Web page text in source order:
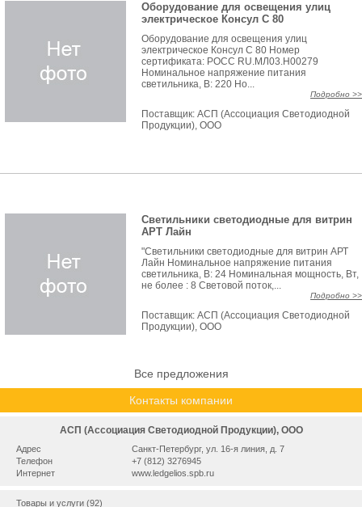
Оборудование для освещения улиц
электрическое Консул С 80
Оборудование для освещения улиц
электрическое Консул С 80 Номер
сертификата: РОСС RU.MЛ03.H00279
Номинальное напряжение питания
светильника, В: 220 Но...
Подробно >>
Поставщик: АСП (Ассоциация Светодиодной
Продукции), ООО
Светильники светодиодные для витрин
АРТ Лайн
"Светильники светодиодные для витрин АРТ
Лайн Номинальное напряжение питания
светильника, В: 24 Номинальная мощность, Вт,
не более : 8 Световой поток,...
Подробно >>
Поставщик: АСП (Ассоциация Светодиодной
Продукции), ООО
Все предложения
Контакты компании
АСП (Ассоциация Светодиодной Продукции), ООО
Адрес
Санкт-Петербург, ул. 16-я линия, д. 7
Телефон
+7 (812) 3276945
Интернет
www.ledgelios.spb.ru
Товары и услуги (92)